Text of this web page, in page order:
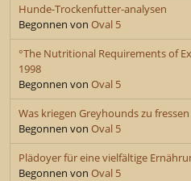
Hunde-Trockenfutter-analysen
Begonnen von Oval 5
°The Nutritional Requirements of
1998
Begonnen von Oval 5
Was kriegen Greyhounds zu
Begonnen von Oval 5
Plädoyer für eine vielfältige
Begonnen von Oval 5